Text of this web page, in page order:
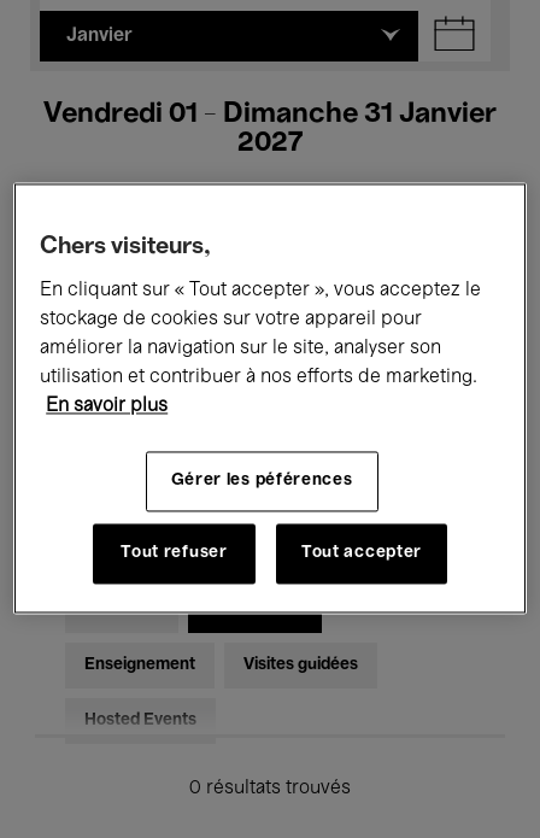
Janvier
Vendredi 01 - Dimanche 31 Janvier
2027
Tous les événements Concerts
Expositions Films Performances
Rencontres & Débats
Musique classique Global Music
Musique électronique
Pour tous Kids’ Palace
Enseignement Visites guidées
Hosted Events
0 résultats trouvés
Chers visiteurs,
En cliquant sur « Tout accepter », vous acceptez le
stockage de cookies sur votre appareil pour
améliorer la navigation sur le site, analyser son
utilisation et contribuer à nos efforts de marketing.
En savoir plus
Gérer les péférences
Tout refuser Tout accepter